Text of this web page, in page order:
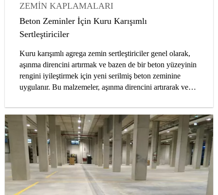
ZEMIN KAPLAMALARI
ENDÜSTRIYEL ZEMINLER
SANAYI
MÜTEAHHITLER
Beton Zeminler İçin Kuru Karışımlı
Sertleştiriciler
Kuru karışımlı agrega zemin sertleştiriciler genel olarak,
aşınma direncini artırmak ve bazen de bir beton yüzeyinin
rengini iyileştirmek için yeni serilmiş beton zeminine
uygulanır. Bu malzemeler, aşınma direncini artırarak ve
tozlanma ve sıvı emilimi gibi olumsuz özelliklerini azaltır.